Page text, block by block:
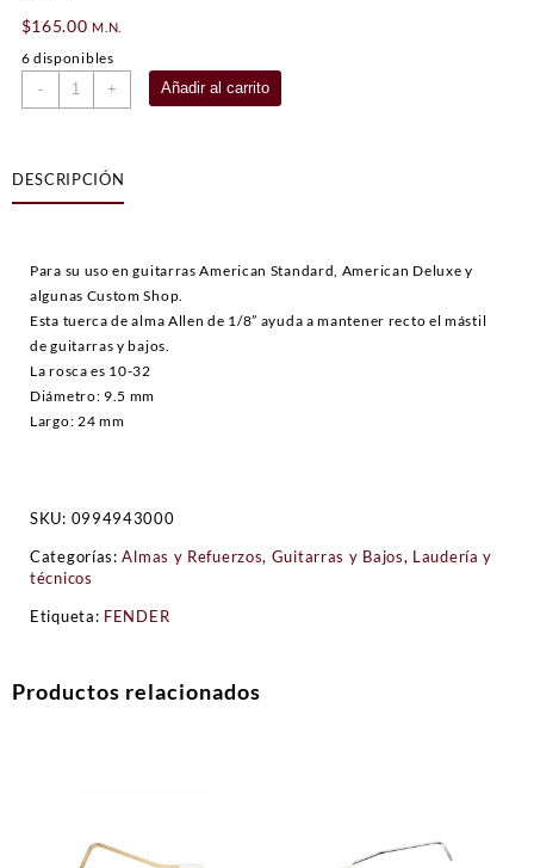
$165.00 M.N.
6 disponibles
-
AMERICAN
STANDARD
NUT
cantidad
+ Añadir al carrito
DESCRIPCIÓN
Para su uso en guitarras American Standard, American Deluxe y
algunas Custom Shop.
Esta tuerca de alma Allen de 1/8” ayuda a mantener recto el mástil
de guitarras y bajos.
La rosca es 10-32
Diámetro: 9.5 mm
Largo: 24 mm
SKU: 0994943000
Categorías:Almas y Refuerzos, Guitarras y Bajos, Laudería y
técnicos
Etiqueta: FENDER
Productos relacionados